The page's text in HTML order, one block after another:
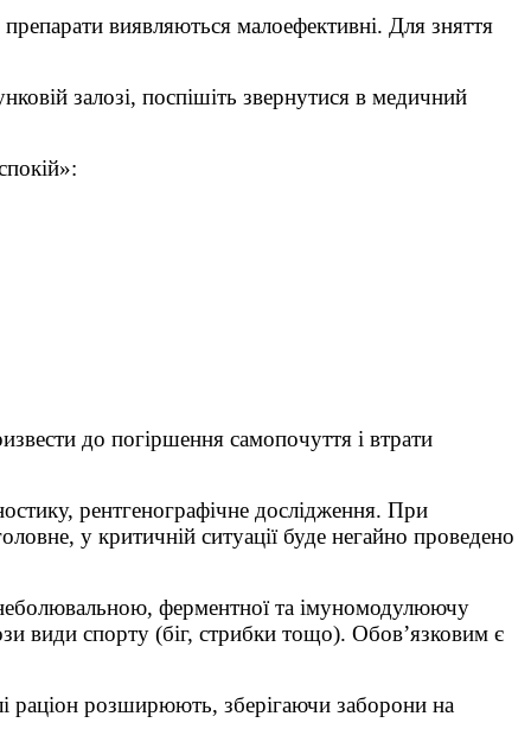
виявляються малоефективні. Для зняття
залозі, поспішіть звернутися в медичний
до погіршення самопочуття і втрати
рентгенографічне дослідження. При
у критичній ситуації буде негайно проведено
ферментної та імуномодулюючу
види спорту (біг, стрибки тощо). Обов’язковим є
раціон розширюють, зберігаючи заборони на